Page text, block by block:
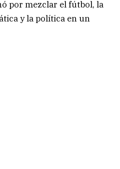
por mezclar el fútbol, la
y la política en un